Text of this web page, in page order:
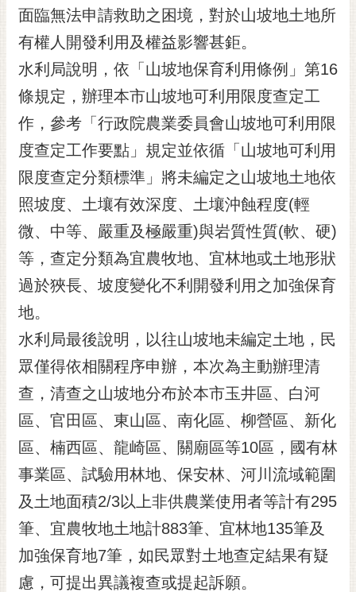
導
覽
訂
閱
RSS
訂
閱
電
子
報
市
民
信
箱
English
日
本
語
隱
私
權
及
安
全
政
策
網
面臨無法申請救助之困境，對於山坡地土地所
有權人開發利用及權益影響甚鉅。
水利局說明，依「山坡地保育利用條例」第16
條規定，辦理本市山坡地可利用限度查定工
作，參考「行政院農業委員會山坡地可利用限
度查定工作要點」規定並依循「山坡地可利用
限度查定分類標準」將未編定之山坡地土地依
照坡度、土壤有效深度、土壤沖蝕程度(輕
微、中等、嚴重及極嚴重)與岩質性質(軟、硬)
等，查定分類為宜農牧地、宜林地或土地形狀
過於狹長、坡度變化不利開發利用之加強保育
地。
水利局最後說明，以往山坡地未編定土地，民
眾僅得依相關程序申辦，本次為主動辦理清
查，清查之山坡地分布於本市玉井區、白河
區、官田區、東山區、南化區、柳營區、新化
區、楠西區、龍崎區、關廟區等10區，國有林
事業區、試驗用林地、保安林、河川流域範圍
及土地面積2/3以上非供農業使用者等計有295
筆、宜農牧地土地計883筆、宜林地135筆及
加強保育地7筆，如民眾對土地查定結果有疑
慮，可提出異議複查或提起訴願。